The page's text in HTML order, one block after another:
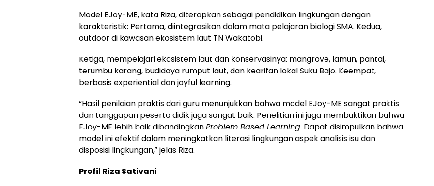
Model EJoy-ME, kata Riza, diterapkan sebagai pendidikan lingkungan dengan
karakteristik: Pertama, diintegrasikan dalam mata pelajaran biologi SMA. Kedua,
outdoor di kawasan ekosistem laut TN Wakatobi.
Ketiga, mempelajari ekosistem laut dan konservasinya: mangrove, lamun, pantai,
terumbu karang, budidaya rumput laut, dan kearifan lokal Suku Bajo. Keempat,
berbasis experiential dan joyful learning.
“Hasil penilaian praktis dari guru menunjukkan bahwa model EJoy-ME sangat praktis
dan tanggapan peserta didik juga sangat baik. Penelitian ini juga membuktikan bahwa
EJoy-ME lebih baik dibandingkanProblem Based Learning. Dapat disimpulkan bahwa
model ini efektif dalam meningkatkan literasi lingkungan aspek analisis isu dan
disposisi lingkungan,” jelas Riza.
Profil Riza Sativani